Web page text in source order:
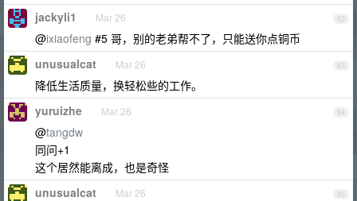
82
jackyli1 Mar 26
@ixiaofeng #5 哥，别的老弟帮不了，只能送你点铜币
83
unusualcat Mar 26
降低生活质量，换轻松些的工作。
84
yuruizhe Mar 26
@tangdw
同问+1
这个居然能离成，也是奇怪
85
unusualcat Mar 26